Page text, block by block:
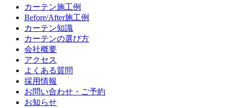
カーテン施工例
Before/After施工例
カーテン知識
カーテンの選び方
会社概要
アクセス
よくある質問
採用情報
お問い合わせ・ご予約
お知らせ